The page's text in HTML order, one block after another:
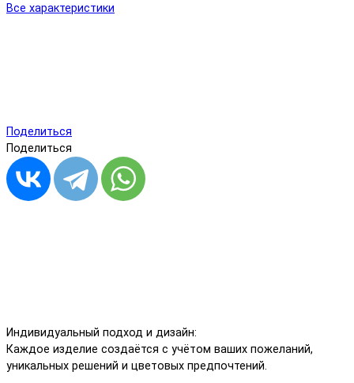
Все характеристики
Поделиться
Поделиться
Индивидуальный подход и дизайн:
Каждое изделие создаётся с учётом ваших пожеланий,
уникальных решений и цветовых предпочтений.